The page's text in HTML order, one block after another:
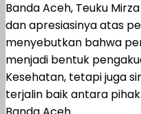
Banda Aceh, Teuku
dan apresiasinya atas
menyebutkan bahwa
menjadi bentuk
Kesehatan, tetapi juga
terjalin baik antara